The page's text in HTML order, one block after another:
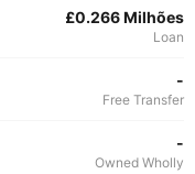
£0.266 Milhões
Loan
-
Free Transfer
-
Owned Wholly